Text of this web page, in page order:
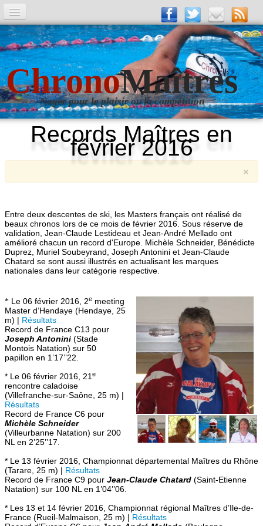
A la Une
Entrainements
La revue
Les numéros
Les rubriques
Livre d'Or
ChronoMaîtres
Nager pour le plaisir ou la compétition
Records Maîtres en
février 2016
×
Entre deux descentes de ski, les Masters français ont réalisé de
beaux chronos lors de ce mois de février 2016. Sous réserve de
validation, Jean-Claude Lestideau et Jean-André Mellado ont
amélioré chacun un record d'Europe. Michèle Schneider, Bénédicte
Duprez, Muriel Soubeyrand, Joseph Antonini et Jean-Claude
Chatard se sont aussi illustrés en actualisant les marques
nationales dans leur catégorie respective.
* Le 06 février 2016, 2e meeting
Master d’Hendaye (Hendaye, 25
m) | Résultats
Record de France C13 pour
Joseph Antonini (Stade
Montois Natation) sur 50
papillon en 1’17’’22.
* Le 06 février 2016, 21 e
rencontre caladoise
(Villefranche-sur-Saône, 25 m) |
Résultats
Record de France C6 pour
Michèle Schneider
(Villeurbanne Natation) sur 200
NL en 2’25’’17.
* Le 13 février 2016, Championnat départemental Maîtres du Rhône
(Tarare, 25 m) | Résultats
Record de France C9 pour Jean-Claude Chatard (Saint-Etienne
Natation) sur 100 NL en 1’04’’06.
* Les 13 et 14 février 2016, Championnat régional Maîtres d’Ile-de-
France (Rueil-Malmaison, 25 m) | Résultats